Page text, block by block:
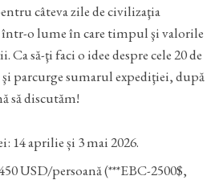
câteva zile de civilizaţia
într-o lume în care timpul şi valorile
să-ţi faci o idee despre cele 20 de
parcurge sumarul expediţiei, după
să discutăm!
14 aprilie și 3 mai 2026.
USD/persoană (***EBC-2500$,